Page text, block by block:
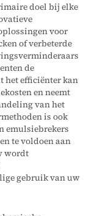
doel bij elke
voor
of verbeterde
de
het efficiënter kan
en neemt
van het
is ook
emulsiebrekers
te voldoen aan
wordt
gebruik van uw